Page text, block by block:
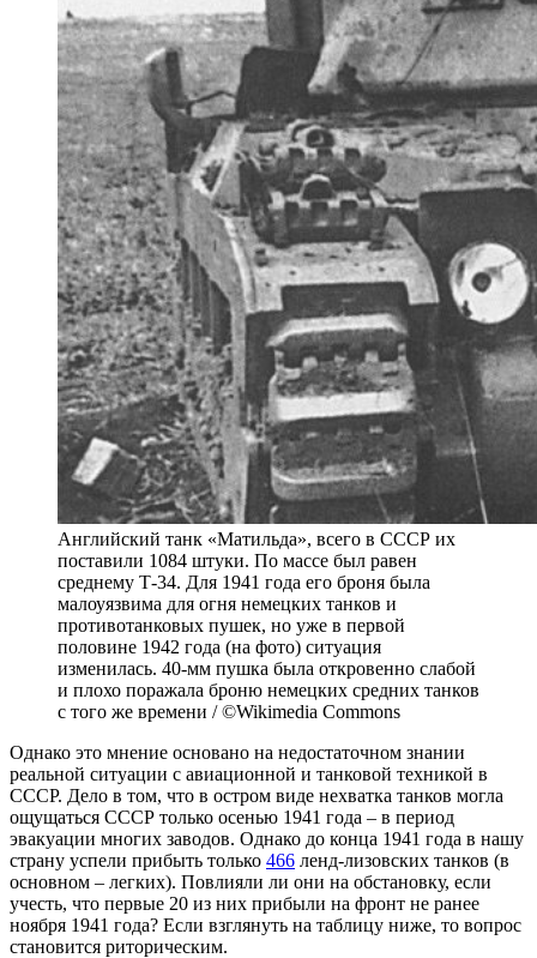
Английский танк «Матильда», всего в СССР их
поставили 1084 штуки. По массе был равен
среднему Т-34. Для 1941 года его броня была
малоуязвима для огня немецких танков и
противотанковых пушек, но уже в первой
половине 1942 года (на фото) ситуация
изменилась. 40-мм пушка была откровенно слабой
и плохо поражала броню немецких средних танков
с того же времени / ©Wikimedia Commons
Однако это мнение основано на недостаточном знании
реальной ситуации с авиационной и танковой техникой в
СССР. Дело в том, что в остром виде нехватка танков могла
ощущаться СССР только осенью 1941 года – в период
эвакуации многих заводов. Однако до конца 1941 года в нашу
страну успели прибыть только 466 ленд-лизовских танков (в
основном – легких). Повлияли ли они на обстановку, если
учесть, что первые 20 из них прибыли на фронт не ранее
ноября 1941 года? Если взглянуть на таблицу ниже, то вопрос
становится риторическим.